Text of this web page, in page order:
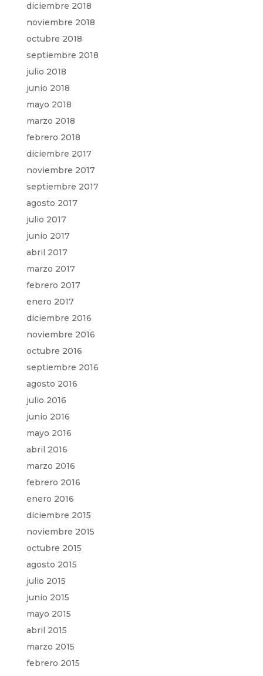
diciembre 2018
noviembre 2018
octubre 2018
septiembre 2018
julio 2018
junio 2018
mayo 2018
marzo 2018
febrero 2018
diciembre 2017
noviembre 2017
septiembre 2017
agosto 2017
julio 2017
junio 2017
abril 2017
marzo 2017
febrero 2017
enero 2017
diciembre 2016
noviembre 2016
octubre 2016
septiembre 2016
agosto 2016
julio 2016
junio 2016
mayo 2016
abril 2016
marzo 2016
febrero 2016
enero 2016
diciembre 2015
noviembre 2015
octubre 2015
agosto 2015
julio 2015
junio 2015
mayo 2015
abril 2015
marzo 2015
febrero 2015